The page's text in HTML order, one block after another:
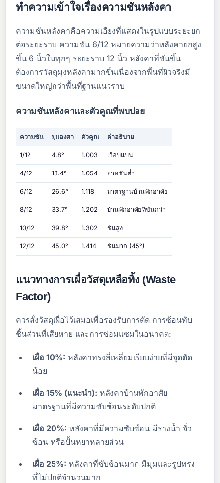
ทำความเข้าใจเรื่องความชันหลังคา
ความชันหลังคาคือความเอียงที่แสดงในรูปแบบระยะยก
ต่อระยะราบ ความชัน 6/12 หมายความว่าหลังคายกสูง
ขึ้น 6 นิ้วในทุกๆ ระยะราบ 12 นิ้ว หลังคาที่ชันขึ้น
ต้องการวัสดุมุงหลังคามากขึ้นเนื่องจากพื้นที่ผิวจริงมี
ขนาดใหญ่กว่าพื้นที่ฐานแนวราบ
ความชันหลังคาและตัวคูณที่พบบ่อย
ความชัน มุมองศา ตัวคูณ คำอธิบาย
1/12 4.8° 1.003 เกือบแบน
4/12 18.4° 1.054 ลาดชันต่ำ
6/12 26.6° 1.118 มาตรฐานบ้านพักอาศัย
8/12 33.7° 1.202 บ้านพักอาศัยที่ชันกว่า
10/12 39.8° 1.302 ชันสูง
12/12 45.0° 1.414 ชันมาก (45°)
แนวทางการเผื่อวัสดุเหลือทิ้ง (Waste
Factor)
ควรสั่งวัสดุเผื่อไว้เสมอเพื่อรองรับการตัด การซ้อนทับ
ชิ้นส่วนที่เสียหาย และการซ่อมแซมในอนาคต:
เผื่อ 10%: หลังคาทรงสี่เหลี่ยมเรียบง่ายที่มีจุดตัด
น้อย
เผื่อ 15% (แนะนำ): หลังคาบ้านพักอาศัย
มาตรฐานที่มีความซับซ้อนระดับปกติ
เผื่อ 20%: หลังคาที่มีความซับซ้อน มีรางน้ำ จั่ว
ซ้อน หรือปั้นหยาหลายส่วน
เผื่อ 25%: หลังคาที่ซับซ้อนมาก มีมุมและรูปทรง
ที่ไม่ปกติจำนวนมาก